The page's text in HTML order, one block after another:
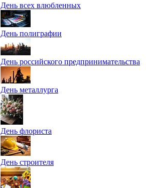
День всех влюбленных
День полиграфии
День российского предпринимательства
День металлурга
День флориста
День строителя